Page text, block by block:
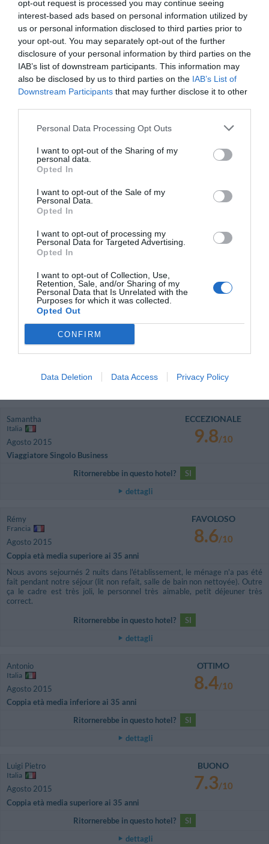
opt-out request is processed you may continue seeing
interest-based ads based on personal information utilized by
us or personal information disclosed to third parties prior to
your opt-out. You may separately opt-out of the further
disclosure of your personal information by third parties on the
IAB’s list of downstream participants. This information may
also be disclosed by us to third parties on the IAB’s List of
Downstream Participants that may further disclose it to other
Personal Data Processing Opt Outs
I want to opt-out of the Sharing of my
personal data.
Opted In
I want to opt-out of the Sale of my
Personal Data.
Opted In
I want to opt-out of processing my
Personal Data for Targeted Advertising.
Opted In
I want to opt-out of Collection, Use,
Retention, Sale, and/or Sharing of my
Personal Data that Is Unrelated with the
Purposes for which it was collected.
Opted Out
CONFIRM
Data Deletion Data Access Privacy Policy
Gianluca
Italia
Dicembre 2015
Viaggiatore Singolo Business
ECCEZIONALE
10/10
Ritornerebbe in questo hotel?
SI
dettagli
Viaggiatore Singolo Business
dettagli
Settembre 2015
Viaggiatore Singolo Business
6.5 /10
Ritornerebbe in questo hotel?
dettagli
Settembre 2015
Coppia età media superiore ai 35 anni
Ritornerebbe in questo hotel?
SI
Samantha
Italia
Agosto 2015
Viaggiatore Singolo Business
ECCEZIONALE
9.8/10
Ritornerebbe in questo hotel?
SI
dettagli
Rémy
Francia
Agosto 2015
Coppia età media superiore ai 35 anni
FAVOLOSO
8.6/10
Nous avons sejournés 2 nuits dans l'établissement, le ménage n'a pas été
fait pendant notre séjour (lit non refait, salle de bain non nettoyée). Outre
ça le cadre est très joli, le personnel très aimable, petit déjeuner très
correct.
Ritornerebbe in questo hotel?
SI
dettagli
Antonio
Italia
Agosto 2015
Coppia età media inferiore ai 35 anni
OTTIMO
8.4/10
Ritornerebbe in questo hotel?
SI
dettagli
Luigi Pietro
Italia
Agosto 2015
Coppia età media superiore ai 35 anni
BUONO
7.3/10
Ritornerebbe in questo hotel?
SI
dettagli